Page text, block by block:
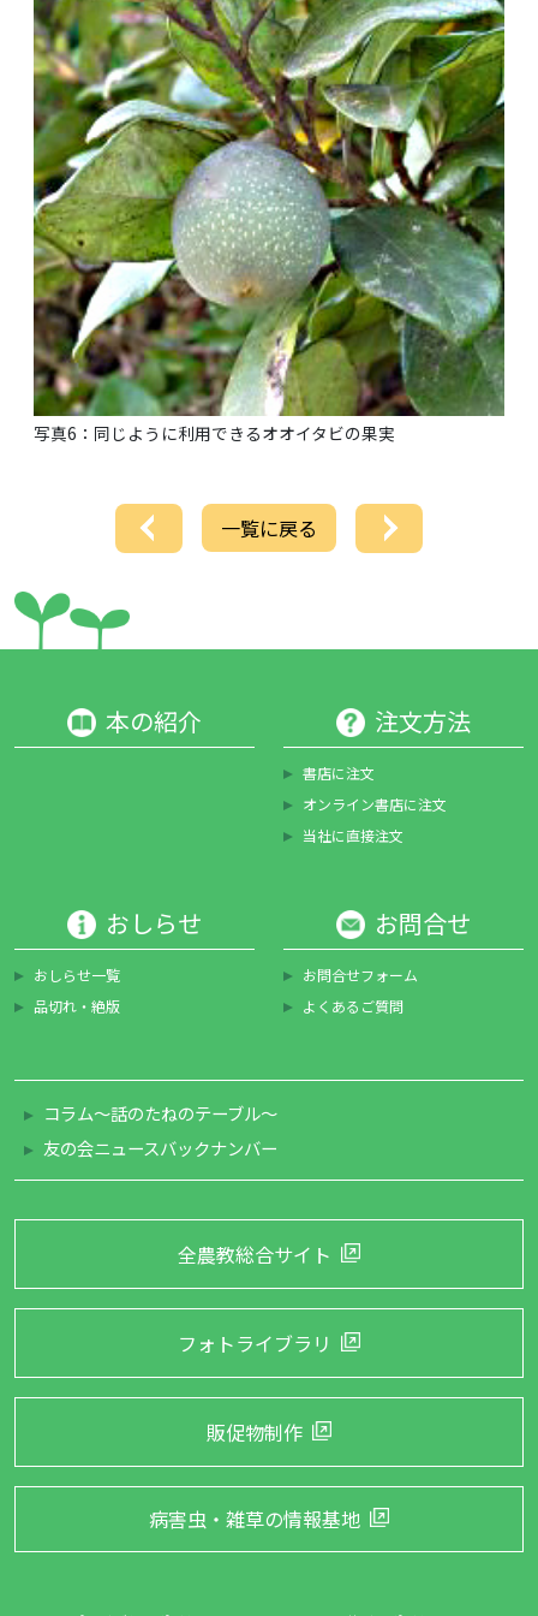
写真6：同じように利用できるオオイタビの果実
一覧に戻る
本の紹介 注文方法
書店に注文
オンライン書店に注文
当社に直接注文
おしらせ
おしらせ一覧
品切れ・絶版
お問合せ
お問合せフォーム
よくあるご質問
コラム～話のたねのテーブル～
友の会ニュースバックナンバー
全農教総合サイト
フォトライブラリ
販促物制作
病害虫・雑草の情報基地